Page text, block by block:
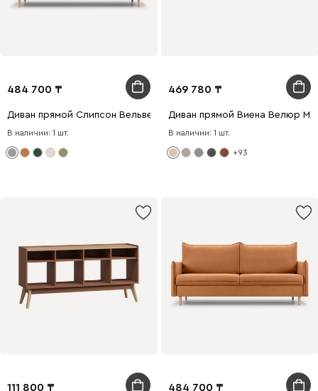
484 700
Диван прямой Слипсон Вельвет Светло-серый
В наличии: 1 шт.
469 780
Диван прямой Виена Велюр
В наличии: 1 шт.
+93
111 800 484 700